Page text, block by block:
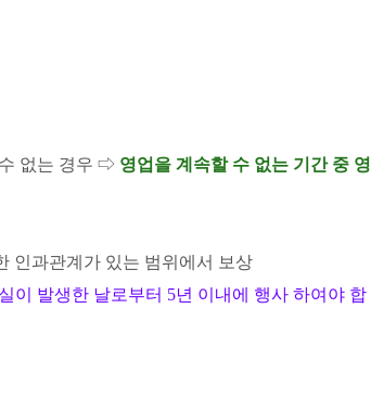
없는 경우 ⇨ 영업을 계속할 수 없는 기간 중 영
인과관계가 있는 범위에서 보상
이 발생한 날로부터 5년 이내에 행사 하여야 합